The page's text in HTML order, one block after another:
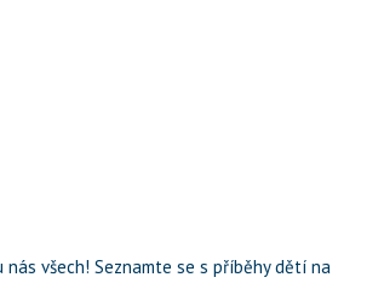
všech! Seznamte se s příběhy dětí na